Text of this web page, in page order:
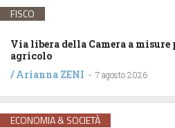
FISCO
Via libera della Camera a
agricolo
/Arianna ZENI - 7 agosto 2026
ECONOMIA & SOCIETÀ